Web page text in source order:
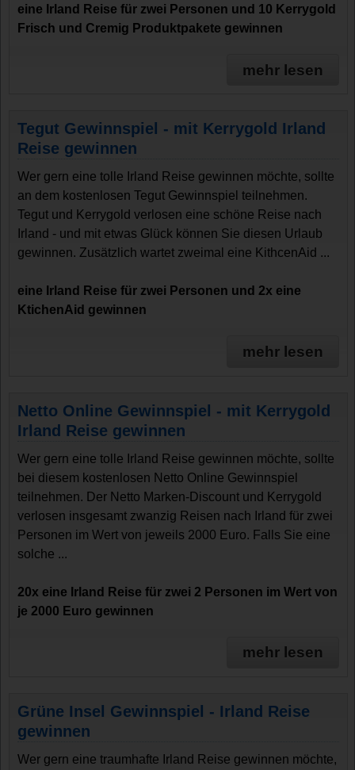
eine Irland Reise für zwei Personen und 10 Kerrygold
Frisch und Cremig Produktpakete gewinnen
mehr lesen
Tegut Gewinnspiel - mit Kerrygold Irland
Reise gewinnen
Wer gern eine tolle Irland Reise gewinnen möchte, sollte
an dem kostenlosen Tegut Gewinnspiel teilnehmen.
Tegut und Kerrygold verlosen eine schöne Reise nach
Irland - und mit etwas Glück können Sie diesen Urlaub
gewinnen. Zusätzlich wartet zweimal eine KithcenAid ...
eine Irland Reise für zwei Personen und 2x eine
KtichenAid gewinnen
mehr lesen
Netto Online Gewinnspiel - mit Kerrygold
Irland Reise gewinnen
Wer gern eine tolle Irland Reise gewinnen möchte, sollte
bei diesem kostenlosen Netto Online Gewinnspiel
teilnehmen. Der Netto Marken-Discount und Kerrygold
verlosen insgesamt zwanzig Reisen nach Irland für zwei
Personen im Wert von jeweils 2000 Euro. Falls Sie eine
solche ...
20x eine Irland Reise für zwei 2 Personen im Wert von
je 2000 Euro gewinnen
mehr lesen
Grüne Insel Gewinnspiel - Irland Reise
gewinnen
Wer gern eine traumhafte Irland Reise gewinnen möchte,